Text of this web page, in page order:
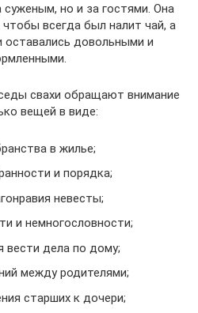
суженым, но и за гостями. Она
всегда был налит чай, а
оставались довольными и
свахи обращают внимание
вещей в виде:
в жилье;
и порядка;
невесты;
и немногословности;
вести дела по дому;
между родителями;
старших к дочери;